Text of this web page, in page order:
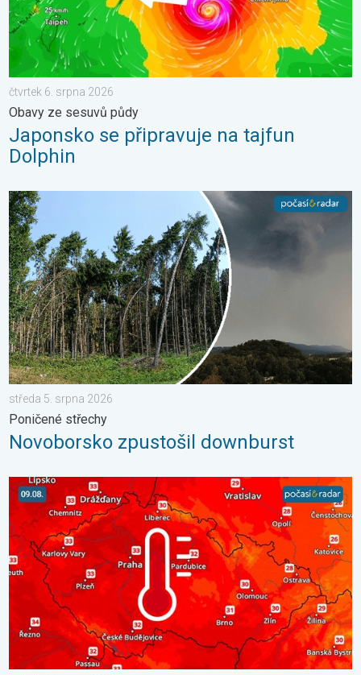
čtvrtek 6. srpna 2026
Obavy ze sesuvů půdy
Japonsko se připravuje na tajfun
Dolphin
Novoborsko zpustošil downburst. Poničené střechy. . . středa
středa 5. srpna 2026
Poničené střechy
Novoborsko zpustošil downburst
V neděli opět tropické teploty. Návrat horka. . . sobota 8.